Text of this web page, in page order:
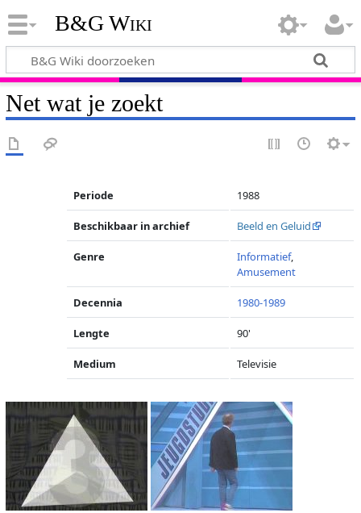
B&G Wiki
Net wat je zoekt
Periode 1988
Beschikbaar in archief Beeld en Geluid
Genre Informatief,
Amusement
Decennia 1980-1989
Lengte 90'
Medium Televisie